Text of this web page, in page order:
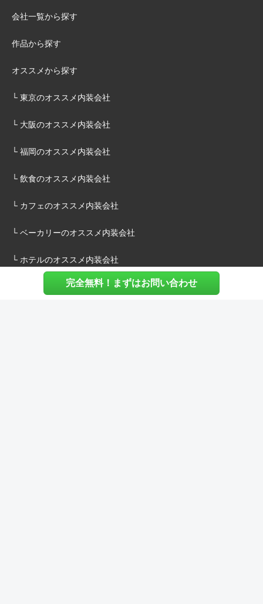
完全無料！まずはお問い合わせ
会社一覧から探す
作品から探す
オススメから探す
└ 東京のオススメ内装会社
└ 大阪のオススメ内装会社
└ 福岡のオススメ内装会社
└ 飲食のオススメ内装会社
└ カフェのオススメ内装会社
└ ベーカリーのオススメ内装会社
└ ホテルのオススメ内装会社